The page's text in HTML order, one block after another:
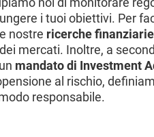
i tuoi obiettivi. Per
nostre ricerche finanziarie
mercati. Inoltre, a
mandato di Investment
al rischio,
responsabile.